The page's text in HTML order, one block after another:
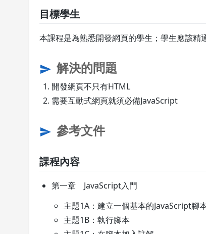
目標學生
本課程是為熟悉開發網頁的學生；學生應該精
send 解決的問題
開發網頁不只有HTML
需要互動式網頁就須必備JavaScript
send 參考文件
課程內容
第一章 JavaScript入門
主題1A：建立一個基本的JavaScript腳
主題1B：執行腳本